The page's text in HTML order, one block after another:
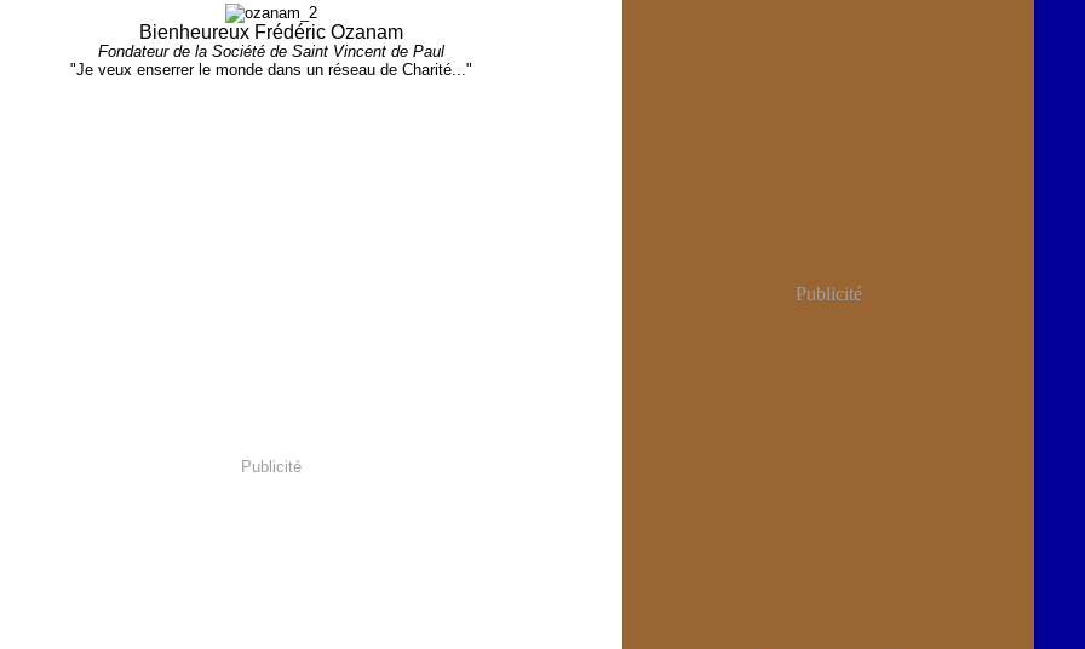
Bienheureux Frédéric Ozanam
Fondateur de la Société de Saint Vincent de Paul
"Je veux enserrer le monde dans un réseau de Charité..."
Publicité
Publicité